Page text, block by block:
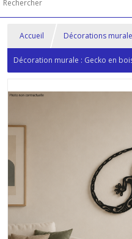
Accueil Décorations
Décoration murale : Gecko en